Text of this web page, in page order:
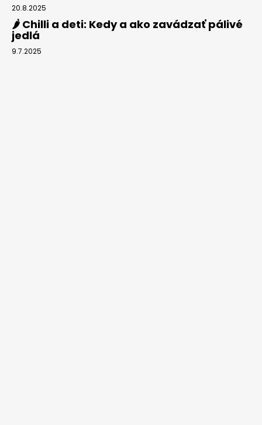
20.8.2025
🌶️ Chilli a deti: Kedy a ako zavádzať pálivé
jedlá
9.7.2025